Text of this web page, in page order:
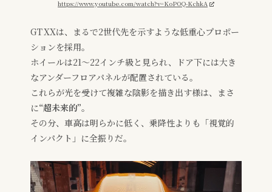
https://www.youtube.com/watch?v=KoPOQ-KchkA
GT XXは、まるで2世代先を示すような低重心プロポー
ションを採用。
ホイールは21～22インチ級と見られ、ドア下には大き
なアンダーフロアパネルが配置されている。
これらが光を受けて複雑な陰影を描き出す様は、まさ
に“超未来的”。
その分、車高は明らかに低く、乗降性よりも「視覚的
インパクト」に全振りだ。